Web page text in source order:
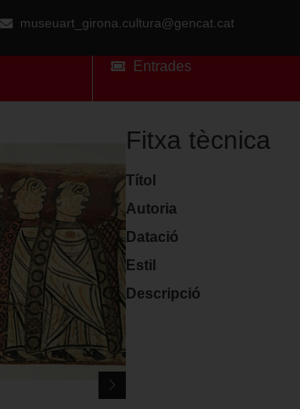
museuart_girona.cultura@gencat.cat
Entrades
Fitxa tècnica
Títol
Autoria
Datació
Estil
Descripció